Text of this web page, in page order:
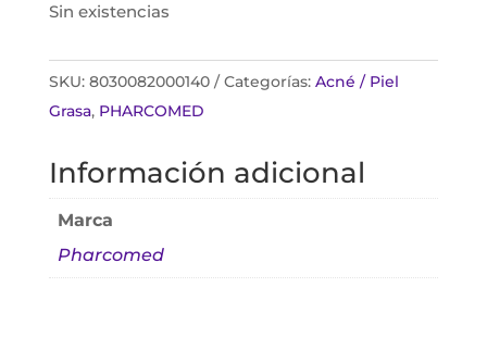
Sin existencias
SKU: 8030082000140 Categorías: Acné / Piel
Grasa, PHARCOMED
Información adicional
Marca
Pharcomed